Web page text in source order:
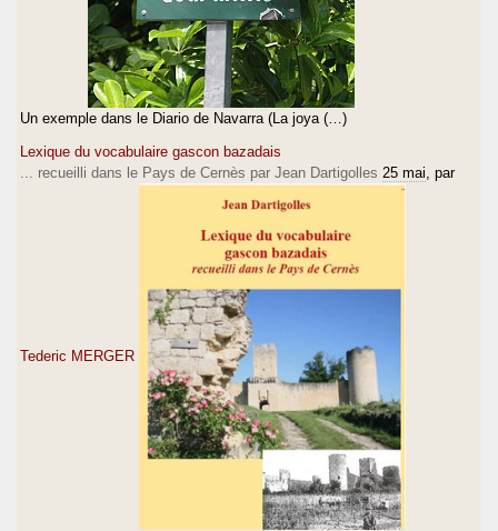
Un exemple dans le Diario de Navarra (La joya (…)
Lexique du vocabulaire gascon bazadais
... recueilli dans le Pays de Cernès par Jean Dartigolles 25 mai , par
Tederic MERGER